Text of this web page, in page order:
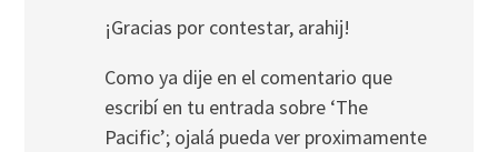
¡Gracias por contestar, arahij!
Como ya dije en el comentario que
escribí en tu entrada sobre ‘The
Pacific’; ojalá pueda ver proximamente